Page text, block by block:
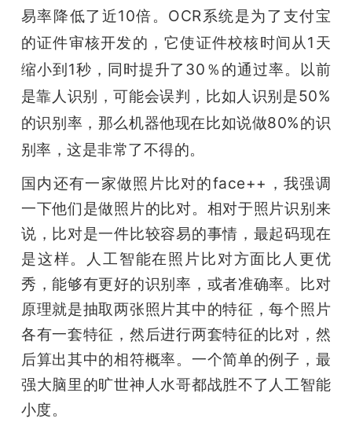
易率降低了近10倍。 OCR系统是为了支付宝
的证件审核开发的，它使证件校核时间从1天
缩小到1秒，同时提升了30％的通过率。以前
是靠人识别，可能会误判，比如人识别是50%
的识别率，那么机器他现在比如说做80%的识
别率，这是非常了不得的。
国内还有一家做照片比对的face++，我强调
一下他们是做照片的比对。相对于照片识别来
说，比对是一件比较容易的事情，最起码现在
是这样。人工智能在照片比对方面比人更优
秀，能够有更好的识别率，或者准确率。比对
原理就是抽取两张照片其中的特征，每个照片
各有一套特征，然后进行两套特征的比对，然
后算出其中的相符概率。一个简单的例子，最
强大脑里的旷世神人水哥都战胜不了人工智能
小度。